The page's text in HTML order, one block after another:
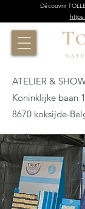
Découvrir
ATELIER &
Koninklijke baan
8670 koksijde-